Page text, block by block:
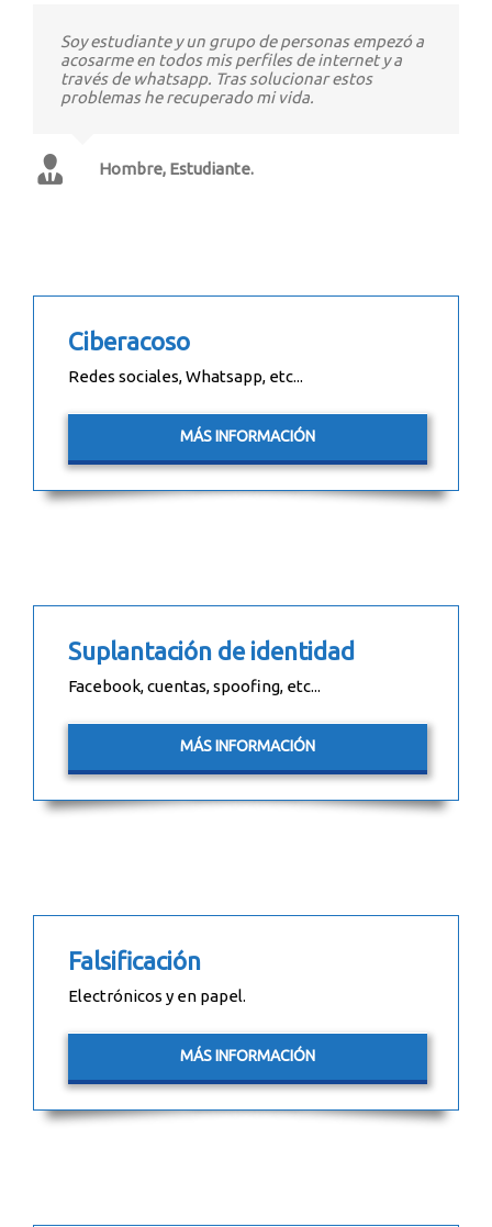
Soy estudiante y un grupo de personas empezó a
acosarme en todos mis perfiles de internet y a
través de whatsapp. Tras solucionar estos
problemas he recuperado mi vida.
Hombre, Estudiante.
Ciberacoso
Redes sociales, Whatsapp, etc...
MÁS INFORMACIÓN
Suplantación de identidad
Facebook, cuentas, spoofing, etc...
MÁS INFORMACIÓN
Falsificación
Electrónicos y en papel.
MÁS INFORMACIÓN